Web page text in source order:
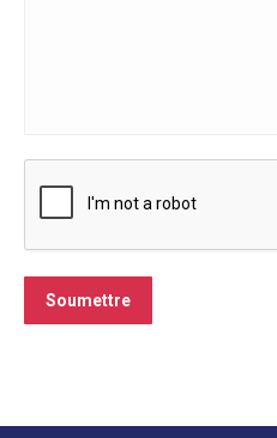
Soumettre